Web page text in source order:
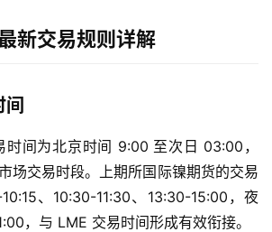
新交易规则详解
间
时间为北京时间 9:00 至次日 03:00，
场交易时段。上期所国际镍期货的交易
、10:30-11:30、13:30-15:00，夜
，与 LME 交易时间形成有效衔接。